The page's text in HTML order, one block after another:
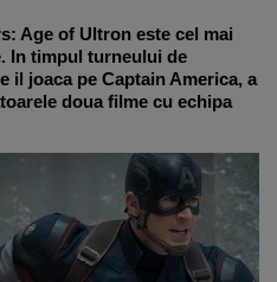
Age of Ultron este cel mai
In timpul turneului de
il joaca pe Captain America, a
doua filme cu echipa